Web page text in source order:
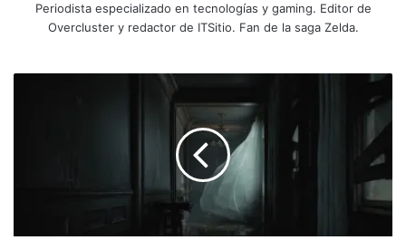
Periodista especializado en tecnologías y gaming. Editor de
Overcluster y redactor de ITSitio. Fan de la saga Zelda.
con